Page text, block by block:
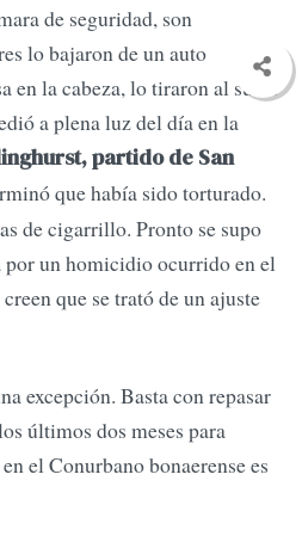
de seguridad, son
lo bajaron de un auto
en la cabeza, lo tiraron al suelo
a plena luz del día en la
partido de San
que había sido torturado.
de cigarrillo. Pronto se supo
por un homicidio ocurrido en el
que se trató de un ajuste
excepción. Basta con repasar
últimos dos meses para
el Conurbano bonaerense es